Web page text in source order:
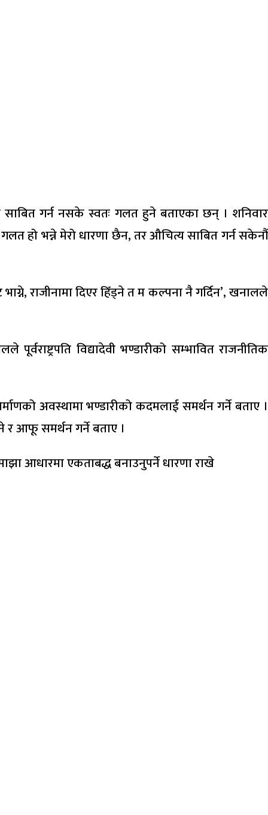
गर्न नसके स्वतः गलत हुने बताएका छन् । शनिवार
गलत हो भन्ने मेरो धारणा छैन, तर औचित्य साबित गर्न सकेनौँ
भाग्ने, राजीनामा दिएर हिँड्ने त म कल्पना नै गर्दिन’, खनालले
विद्यादेवी भण्डारीको सम्भावित राजनीतिक
अवस्थामा भण्डारीको कदमलाई समर्थन गर्ने बताए ।
र आफू समर्थन गर्ने बताए ।
आधारमा एकताबद्ध बनाउनुपर्ने धारणा राखे